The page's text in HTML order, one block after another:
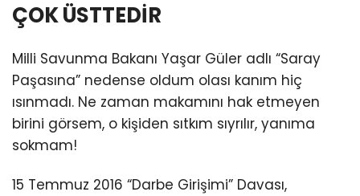
ÇOK ÜSTTEDİR
Milli Savunma Bakanı Yaşar Güler adlı “Saray
Paşasına” nedense oldum olası kanım hiç
ısınmadı. Ne zaman makamını hak etmeyen
birini görsem, o kişiden sıtkım sıyrılır, yanıma
sokmam!
15 Temmuz 2016 “Darbe Girişimi” Davası,